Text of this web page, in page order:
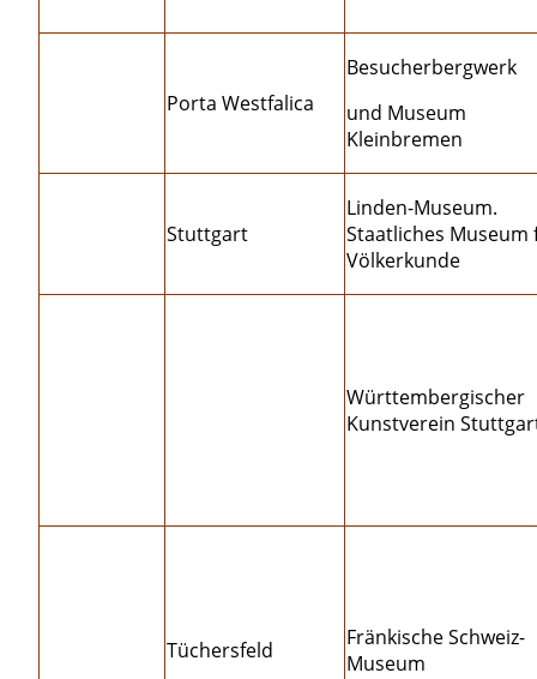
Porta Westfalica
Besucherbergwerk
und Museum
Kleinbremen
Stuttgart
Linden-Museum.
Staatliches Museum
Völkerkunde
Württembergischer
Kunstverein
Tüchersfeld
Fränkische Schweiz-
Museum